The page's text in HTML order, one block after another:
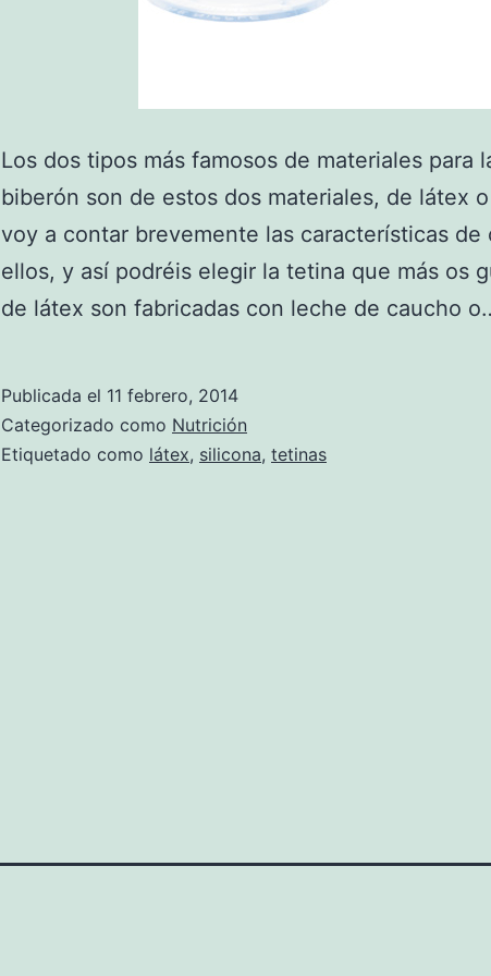
Los dos tipos más famosos de materiales para
biberón son de estos dos materiales, de látex
voy a contar brevemente las características de
ellos, y así podréis elegir la tetina que más os
de látex son fabricadas con leche de caucho
Publicada el 11 febrero, 2014
Categorizado como Nutrición
Etiquetado como látex, silicona, tetinas